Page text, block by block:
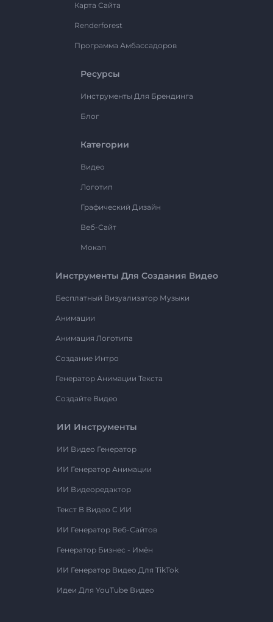
Карта Сайта
Renderforest
Программа Амбассадоров
Ресурсы
Инструменты Для Брендинга
Блог
Категории
Видео
Логотип
Графический Дизайн
Веб-Сайт
Мокап
Инструменты Для Создания Видео
Бесплатный Визуализатор Музыки
Анимации
Анимация Логотипа
Создание Интро
Генератор Анимации Текста
Создайте Видео
ИИ Инструменты
ИИ Видео Генератор
ИИ Генератор Анимации
ИИ Видеоредактор
Текст В Видео С ИИ
ИИ Генератор Веб-Сайтов
Генератор Бизнес - Имён
ИИ Генератор Видео Для TikTok
Идеи Для YouTube Видео